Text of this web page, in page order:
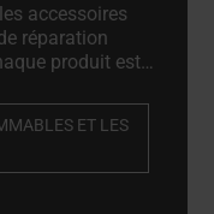
accessoires
réparation
produit est
de qualité, de
systèmes.
ET LES